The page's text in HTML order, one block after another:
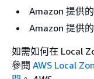
Amazon 提供
Amazon 提供
如需如何在 Local
參閱 AWS Local